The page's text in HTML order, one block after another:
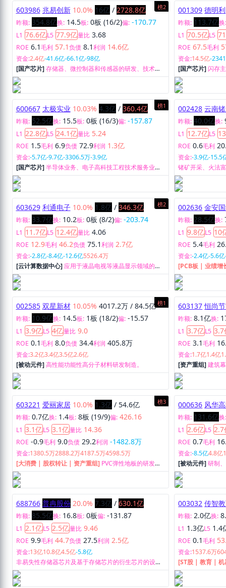
榜2
603986 兆易创新 10.0% 16亿 / 2728.8亿
昨额: 354.8亿换: 14.5板: 0板 (16/2)偏: -170.77
L1 76.6亿L5 77.9亿量比 3.68
ROE 6.1毛利 57.1负债 8.1利润 14.6亿
资金:2.4亿-41.6亿-66.1亿-98亿
[国产芯片]存储器、微控制器和传感器的研发、技术支
持业务。
001309 德明利
昨额: 113.7亿
L1 70.5亿L5
ROE 67.5毛利
资金:14.5亿-
[国产芯片] 闪存
用方案的开发、
榜1
600667 太极实业 10.03% 4.3亿 / 360.4亿
昨额: 52.5亿换: 15.5板: 0板 (16/3)偏: -157.87
L1 22.8亿L5 24.1亿量比 5.24
ROE 1.5毛利 6.9负债 72.9利润 1.3亿
资金:-5.7亿-9.7亿-3306.5万-3.9亿
[国产芯片]半导体业务、电子高科技工程技术服务业
务、光伏电站投资运营业务。
002428 云南
昨额: 40.0亿换:
L1 12.7亿L5
ROE 0.6毛利
资金:-3.9亿-15.5
锗矿开采、火法
及研究开发。
榜2
603629 利通电子 10.0% 1.8亿 / 346.3亿
昨额: 33.7亿换: 10.2板: 0板 (8/2)偏: -203.74
L1 11.7亿L5 12.4亿量比 4.06
ROE 12.9毛利 46.2负债 75.1利润 2.7亿
资金:-2.8亿-8.4亿-12.6亿5526.4万
[云计算数据中心]应用于液晶电视等液晶显示领域的精
密金属结构件、电子元器件的设计、生产、销售。
002636 金安
昨额: 28.5亿换:
L1 9.8亿L5 10
ROE 5.4毛利
资金:-2.4亿-5.6亿
[PCB板 | 业绩增
生产和销售。
榜1
002585 双星新材 10.05% 4017.2万 / 84.5亿
昨额: 10.9亿换: 14.5板: 1板 (18/2)偏: -15.57
L1 3.9亿L5 4亿量比 9.0
ROE 0.1毛利 8.0负债 34.4利润 405.8万
资金:3.2亿3.4亿3.5亿2.6亿
[被动元件]高性能功能性高分子材料研发制造。
603137 恒尚
昨额: 8.1亿换:
L1 3.7亿L5 3.7
ROE 3.1毛利
资金:1.7亿1.4亿
[资产重组]建筑
榜3
603221 爱丽家居 10.0% 1.3亿 / 54.6亿
昨额: 0.7亿换: 1.4板: 8板 (19/9)偏: 426.16
L1 3.1亿L5 3.1亿量比 14.36
ROE -0.9毛利 9.0负债 29.2利润 -1482.8万
资金:1380.5万2888.2万4187.5万4598.5万
[大消费 | 股权转让 | 资产重组] PVC弹性地板的研发、
生产和销售。
000636 风华
昨额: 131.6亿
L1 2.6亿L5 2.7
ROE 0.7毛利
资金:-8.5亿4.8亿
[被动元件]研制
等。
688766 普冉股份 20.0% 7.3亿 / 630.1亿
昨额: 85.5亿换: 16.8板: 0板偏: -131.87
L1 2.1亿L5 2.5亿量比 9.46
ROE 9.9毛利 44.7负债 27.5利润 2.5亿
资金:13亿10.8亿4.5亿-5.8亿
非易失性存储器芯片及基于存储芯片的衍生芯片的设计
与销售。
003032 传智
昨额: 2.0亿换:
L1 1.3亿L5 1.4
ROE 0.1毛利
资金:1537.6万
[ST股 | 教育 |